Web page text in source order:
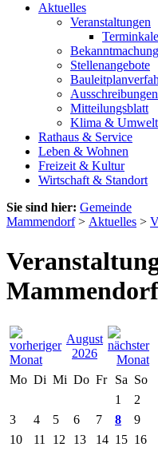
Aktuelles
Veranstaltungen
Stellenangebote
Ausschreibungen
Mitteilungsblatt
Klima & Umwelt
Rathaus & Service
Leben & Wohnen
Freizeit & Kultur
Wirtschaft & Standort
Sie sind hier: Gemeinde
Mammendorf> Aktuelles >
Mammendorf
August
2026
Mo Di Mi Do Fr Sa So
1
2
3
4 5 6 7 8
9
10
11 12 13 14 15 16